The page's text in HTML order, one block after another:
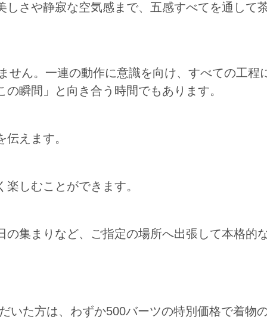
さや静寂な空気感まで、五感すべてを通して
せん。一連の動作に意識を向け、すべての工程
瞬間」と向き合う時間でもあります。
えます。
しむことができます。
集まりなど、ご指定の場所へ出張して本格的
いた方は、わずか500バーツの特別価格で着物